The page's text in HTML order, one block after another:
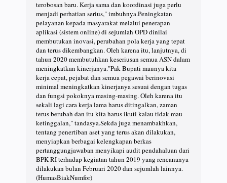
terobosan baru. Kerja sama dan koordinasi juga perlu
menjadi perhatian serius," imbuhnya.Peningkatan
pelayanan kepada masyarakat melalui penerapan
aplikasi (sistem online) di sejumlah OPD dinilai
membutukan inovasi, perubahan pola kerja yang tepat
dan terus dikembangkan. Oleh karena itu, lanjutnya, di
tahun 2020 membutuhkan keseriusan semua ASN dalam
meningkatkan kinerjanya."Pak Bupati maunya kita
kerja cepat, pejabat dan semua pegawai berinovasi
minimal meningkatkan kinerjanya sesuai dengan tugas
dan fungsi pokoknya masing-masing. Oleh karena itu
sekali lagi cara kerja lama harus ditingalkan, zaman
terus berubah dan itu kita harus ikuti kalau tidak mau
ketinggalan," tandasya.Sekda juga menambakhkan,
tentang penertiban aset yang terus akan dilakukan,
menyiapkan berbagai kelengkapan berkas
pertanggungjawaban menyikapi audit pendahaluan dari
BPK RI terhadap kegiatan tahun 2019 yang rencananya
dilakukan bulan Februari 2020 dan sejumlah lainnya.
(HumasBiakNumfor)